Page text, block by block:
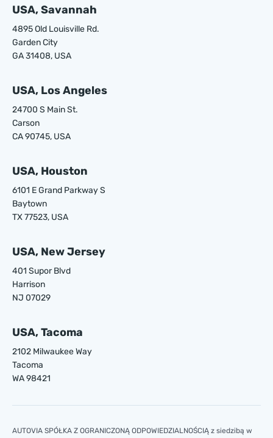
USA, Savannah
4895 Old Louisville Rd.
Garden City
GA 31408, USA
USA, Los Angeles
24700 S Main St.
Carson
CA 90745, USA
USA, Houston
6101 E Grand Parkway S
Baytown
TX 77523, USA
USA, New Jersey
401 Supor Blvd
Harrison
NJ 07029
USA, Tacoma
2102 Milwaukee Way
Tacoma
WA 98421
AUTOVIA SPÓŁKA Z OGRANICZONĄ ODPOWIEDZIALNOŚCIĄ z siedzibą w